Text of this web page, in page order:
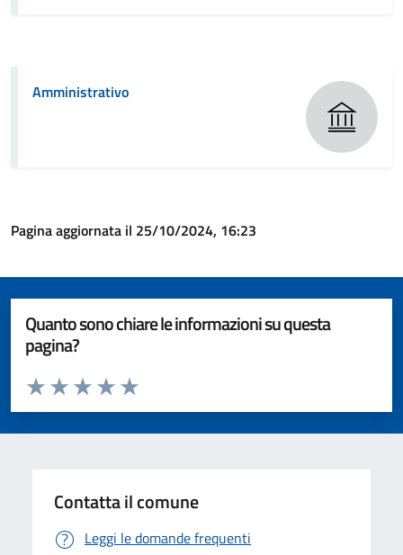
Amministrativo
Pagina aggiornata il 25/10/2024, 16:23
Quanto sono chiare le informazioni su questa
pagina?
Valuta da 1 a 5 stelle la pagina
Valuta 5 stelle su 5
Valuta 4 stelle su 5
Valuta 3 stelle su 5
Valuta 2 stelle su 5
Valuta 1 stelle su 5
Contatta il comune
Leggi le domande frequenti